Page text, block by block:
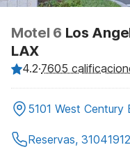
Motel 6 Los
LAX
4.2·7605
5101 West
Reservas,